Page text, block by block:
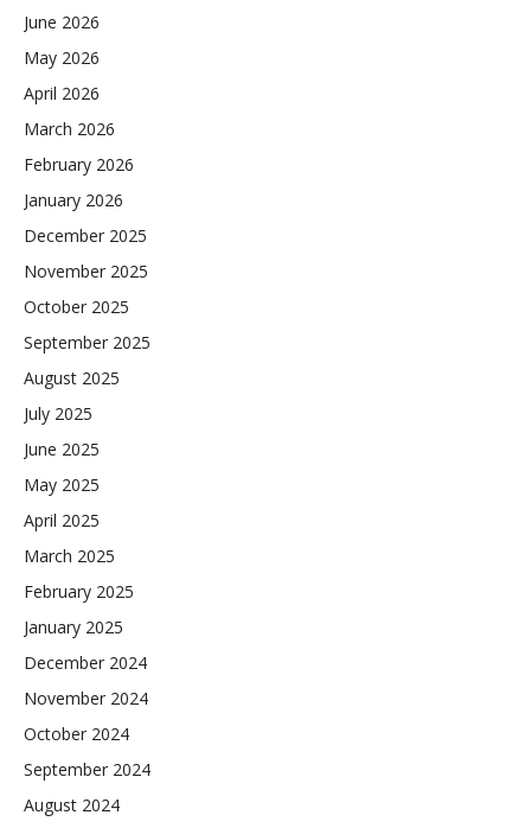
June 2026
May 2026
April 2026
March 2026
February 2026
January 2026
December 2025
November 2025
October 2025
September 2025
August 2025
July 2025
June 2025
May 2025
April 2025
March 2025
February 2025
January 2025
December 2024
November 2024
October 2024
September 2024
August 2024